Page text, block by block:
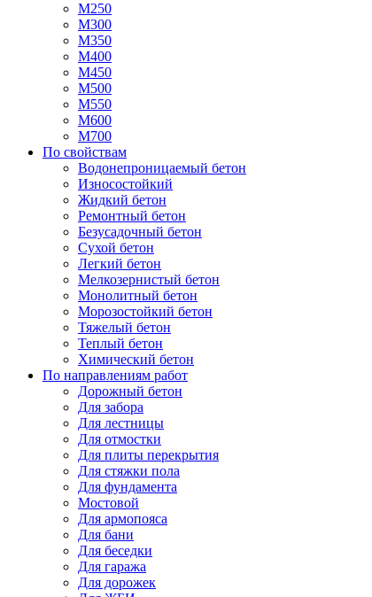
М250
М300
М350
М400
М450
М500
М550
М600
М700
По свойствам
Водонепроницаемый бетон
Износостойкий
Жидкий бетон
Ремонтный бетон
Безусадочный бетон
Сухой бетон
Легкий бетон
Мелкозернистый бетон
Монолитный бетон
Морозостойкий бетон
Тяжелый бетон
Теплый бетон
Химический бетон
По направлениям работ
Дорожный бетон
Для забора
Для лестницы
Для отмостки
Для плиты перекрытия
Для стяжки пола
Для фундамента
Мостовой
Для армопояса
Для бани
Для беседки
Для гаража
Для дорожек